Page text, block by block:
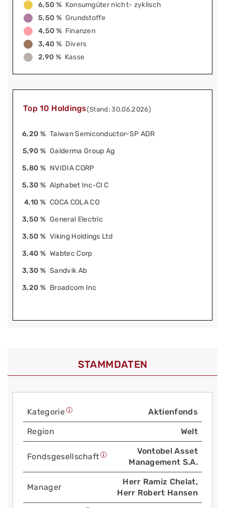
6,50 % Konsumgüter nicht- zyklisch
5,50 % Grundstoffe
4,50 % Finanzen
3,40 % Divers
2,90 % Kasse
Top 10 Holdings(Stand: 30.06.2026)
6,20 % Taiwan Semiconductor-SP ADR
5,90 % Galderma Group Ag
5,80 % NVIDIA CORP
5,30 % Alphabet Inc-Cl C
4,10 % COCA COLA CO
3,50 % General Electric
3,50 % Viking Holdings Ltd
3,40 % Wabtec Corp
3,30 % Sandvik Ab
3,20 % Broadcom Inc
STAMMDATEN
Kategorie Aktienfonds
Region Welt
Fonds­gesellschaft
Vontobel Asset
Management S.A.
Manager
Herr Ramiz Chelat,
Herr Robert Hansen